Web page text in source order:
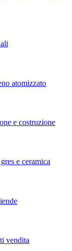
atomizzato
e costruzione
e ceramica
vendita